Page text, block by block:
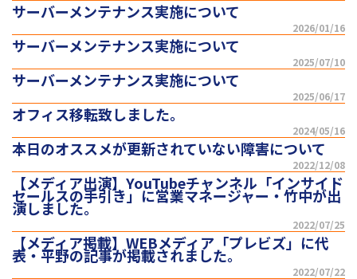
サーバーメンテナンス実施について
2026/01/16
サーバーメンテナンス実施について
2025/07/10
サーバーメンテナンス実施について
2025/06/17
オフィス移転致しました。
2024/05/16
本日のオススメが更新されていない障害について
2022/12/08
【メディア出演】YouTubeチャンネル「インサイド
セールスの手引き」に営業マネージャー・竹中が出
演しました。
2022/07/25
【メディア掲載】WEBメディア「プレビズ」に代
表・平野の記事が掲載されました。
2022/07/22